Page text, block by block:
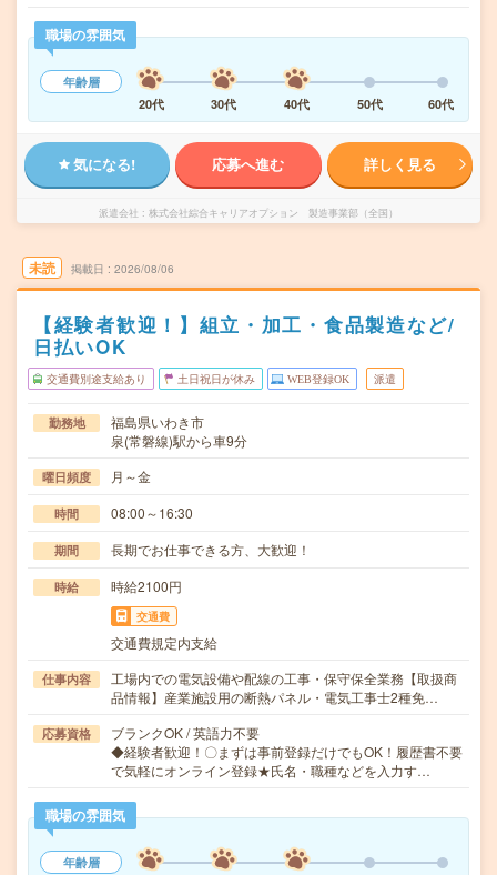
職場の雰囲気
年齢層
20代
30代 40代 50代 60代
気になる! 応募へ進む 詳しく見る
派遣会社 株式会社綜合キャリアオプション 製造事業部（全国）
未読 掲載日 2026/08/06
【経験者歓迎！】組立・加工・食品製造など/
日払いOK
交通費別途支給あり 土日祝日が休み WEB登録OK 派遣
勤務地
福島県いわき市
泉(常磐線)駅から車9分
曜日頻度 月～金
時間 08:00～16:30
期間 長期でお仕事できる方、大歓迎！
時給 時給2100円
交通費
交通費規定内支給
仕事内容
工場内での電気設備や配線の工事・保守保全業務【取扱商
品情報】産業施設用の断熱パネル・電気工事士2種免…
応募資格
ブランクOK / 英語力不要
◆経験者歓迎！〇まずは事前登録だけでもOK！履歴書不要
で気軽にオンライン登録★氏名・職種などを入力す…
職場の雰囲気
年齢層